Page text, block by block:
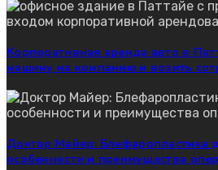
Корпоративная аренда авто в
машину на компанию и возить
Доктор Майер: Блефаропластика
особенности и преимущества